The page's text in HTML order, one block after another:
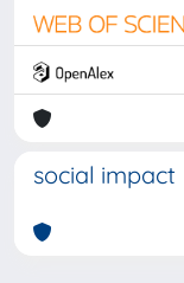
social impact